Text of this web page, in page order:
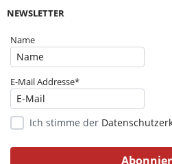
NEWSLETTER
Name
E-Mail Addresse*
Ich stimme der